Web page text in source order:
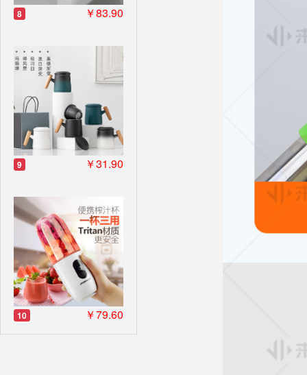
8 ￥83.90
9 ￥31.90
10 ￥79.60